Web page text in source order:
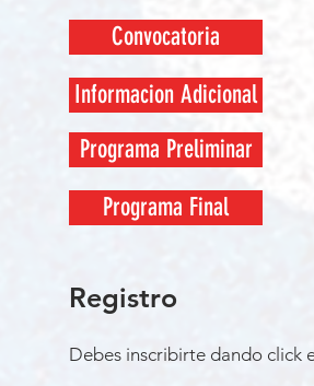
Convocatoria
Informacion Adicional
Programa Preliminar
Programa Final
Registro
Debes inscribirte dando click